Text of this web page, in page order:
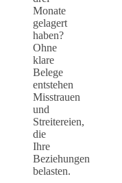
Monate
gelagert
haben?
Ohne
klare
Belege
entstehen
Misstrauen
und
Streitereien,
die
Ihre
Beziehungen
belasten.